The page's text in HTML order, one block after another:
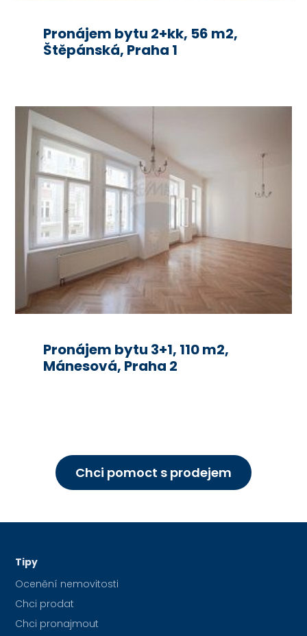
Pronájem bytu 2+kk, 56 m2,
Štěpánská, Praha 1
Pronájem bytu 3+1, 110 m2,
Mánesová, Praha 2
Chci pomoct s prodejem
Tipy
Ocenění nemovitosti
Chci prodat
Chci pronajmout